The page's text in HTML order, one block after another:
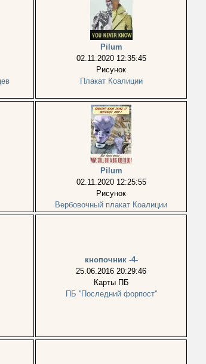
Pilum
02.11.2020 12:35:45
Рисунок
Плакат Коалиции
Pilum
02.11.2020 12:25:55
Рисунок
Вербовочный плакат Коалиции
кнопочник -4-
25.06.2016 20:29:46
Карты ПБ
ПБ ''Последний форпост''